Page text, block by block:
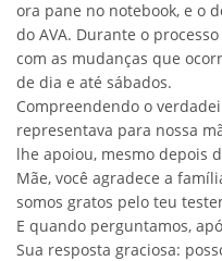
ora pane no notebook, e o
do AVA. Durante o
com as mudanças que
de dia e até sábados.
Compreendendo o
representava para nossa
lhe apoiou, mesmo depois
Mãe, você agradece a
somos gratos pelo teu
E quando perguntamos,
Sua resposta graciosa: